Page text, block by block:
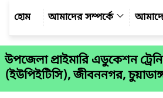
আমাদের সম্পর্কে
উপজেলা প্রাইমারি এডুকেশন
(ইউপিইটিসি), জীবননগর,